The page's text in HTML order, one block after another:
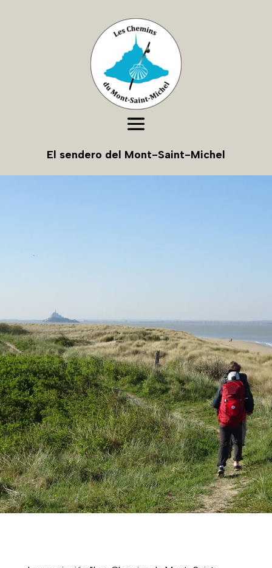
El sendero del Mont-Saint-Michel